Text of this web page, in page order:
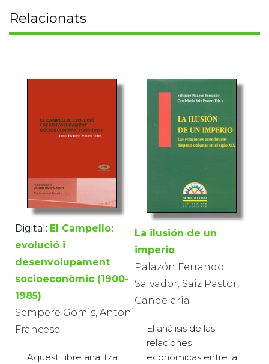
Relacionats
Digital: El Campello:
evolució i
desenvolupament
socioeconòmic (1900-
1985)
Sempere Gomis, Antoni
Francesc
Aquest llibre analitza
La ilusión de un
imperio
Palazón Ferrando,
Salvador; Saiz Pastor,
Candelaria
El análisis de las
relaciones
económicas entre la